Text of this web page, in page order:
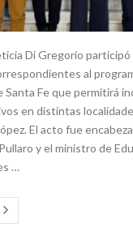
Di Gregorio
al
Fe que permitirá
en distintas
El acto fue
y el ministro de
…